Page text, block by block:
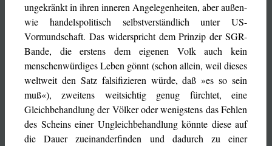
ungekränkt in ihren inneren Angelegenheiten, aber außen-
wie handelspolitisch selbstverständlich unter US-
Vormundschaft. Das widerspricht dem Prinzip der SGR-
Bande, die erstens dem eigenen Volk auch kein
menschenwürdiges Leben gönnt (schon allein, weil dieses
weltweit den Satz falsifizieren würde, daß »es so sein
muß«), zweitens weitsichtig genug fürchtet, eine
Gleichbehandlung der Völker oder wenigstens das Fehlen
des Scheins einer Ungleichbehandlung könnte diese auf
die Dauer zueinanderfinden und dadurch zu einer